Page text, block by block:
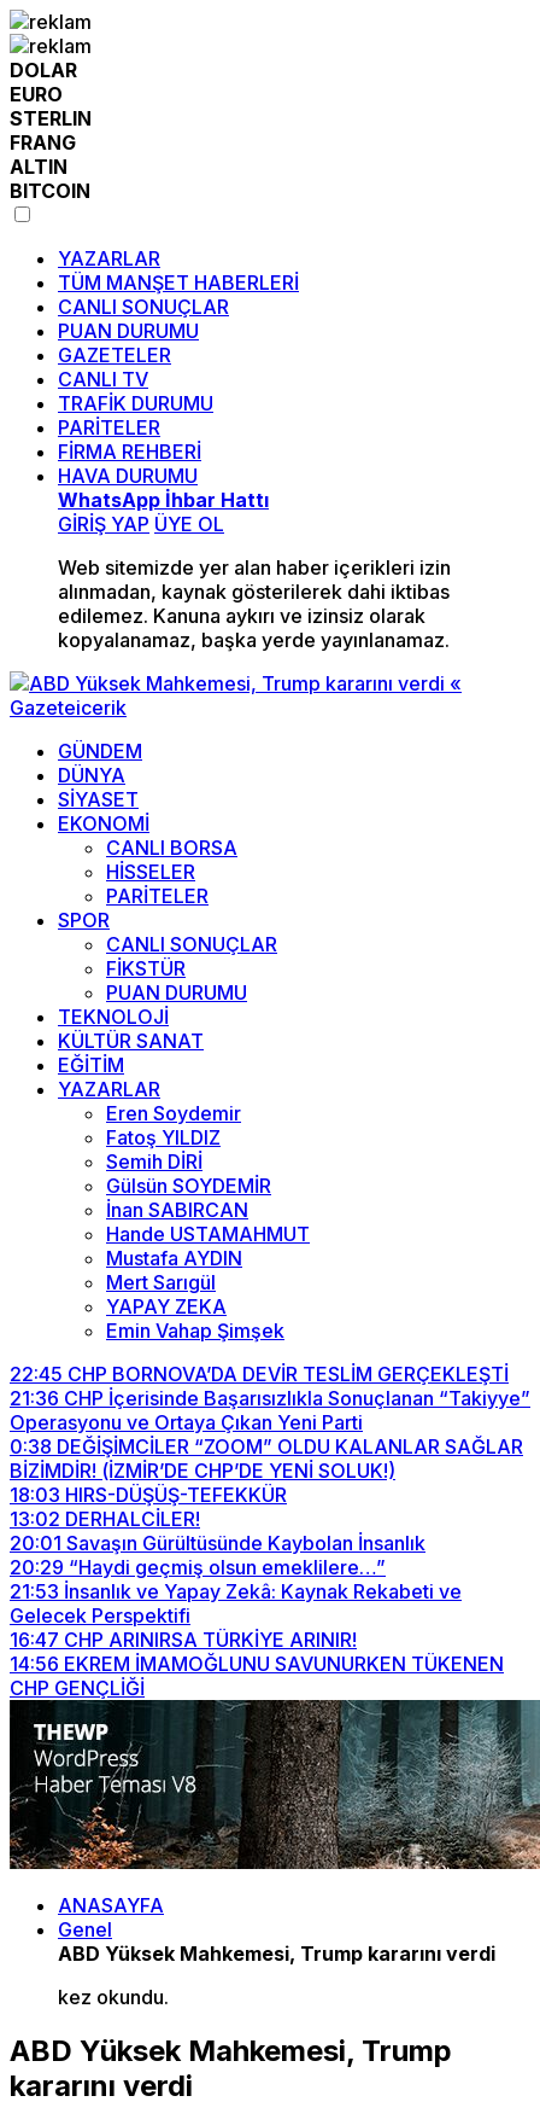
DOLAR
EURO
STERLIN
FRANG
ALTIN
BITCOIN
YAZARLAR
TÜM MANŞET HABERLERİ
CANLI SONUÇLAR
PUAN DURUMU
GAZETELER
CANLI TV
TRAFİK DURUMU
PARİTELER
FİRMA REHBERİ
HAVA DURUMU
WhatsApp İhbar Hattı
GİRİŞ YAP ÜYE OL
Web sitemizde yer alan haber içerikleri izin
alınmadan, kaynak gösterilerek dahi iktibas
edilemez. Kanuna aykırı ve izinsiz olarak
kopyalanamaz, başka yerde yayınlanamaz.
GÜNDEM
DÜNYA
SİYASET
EKONOMİ
CANLI BORSA
HİSSELER
PARİTELER
SPOR
CANLI SONUÇLAR
FİKSTÜR
PUAN DURUMU
TEKNOLOJİ
KÜLTÜR SANAT
EĞİTİM
YAZARLAR
Eren Soydemir
Fatoş YILDIZ
Semih DİRİ
Gülsün SOYDEMİR
İnan SABIRCAN
Hande USTAMAHMUT
Mustafa AYDIN
Mert Sarıgül
YAPAY ZEKA
Emin Vahap Şimşek
22:45 CHP BORNOVA’DA DEVİR TESLİM GERÇEKLEŞTİ
21:36 CHP İçerisinde Başarısızlıkla Sonuçlanan “Takiyye”
Operasyonu ve Ortaya Çıkan Yeni Parti
0:38 DEĞİŞİMCİLER “ZOOM” OLDU KALANLAR SAĞLAR
BİZİMDİR! (İZMİR’DE CHP’DE YENİ SOLUK!)
18:03 HIRS-DÜŞÜŞ-TEFEKKÜR
13:02 DERHALCİLER!
20:01 Savaşın Gürültüsünde Kaybolan İnsanlık
20:29 “Haydi geçmiş olsun emeklilere…”
21:53 İnsanlık ve Yapay Zekâ: Kaynak Rekabeti ve
Gelecek Perspektifi
16:47 CHP ARINIRSA TÜRKİYE ARINIR!
14:56 EKREM İMAMOĞLUNU SAVUNURKEN TÜKENEN
CHP GENÇLİĞİ
ANASAYFA
Genel
ABD Yüksek Mahkemesi, Trump kararını verdi
kez okundu.
ABD Yüksek Mahkemesi, Trump
kararını verdi